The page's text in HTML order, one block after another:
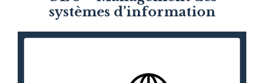
systèmes d’information